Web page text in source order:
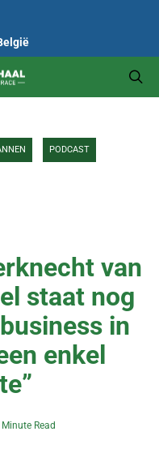
PODCAST
van
staat nog
in
enkel
Read